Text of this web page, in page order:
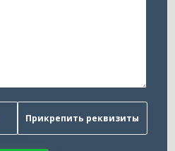
Прикрепить реквизиты